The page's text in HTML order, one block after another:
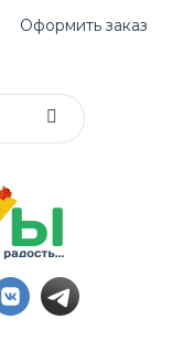
Оформить заказ